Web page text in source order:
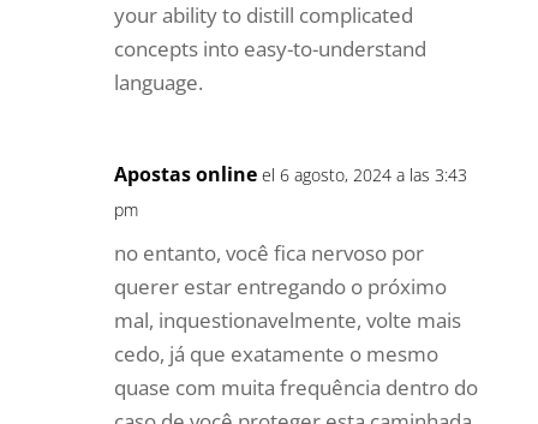
your ability to distill complicated
concepts into easy-to-understand
language.
Apostas online el 6 agosto, 2024 a las 3:43
pm
no entanto, você fica nervoso por
querer estar entregando o próximo
mal, inquestionavelmente, volte mais
cedo, já que exatamente o mesmo
quase com muita frequência dentro do